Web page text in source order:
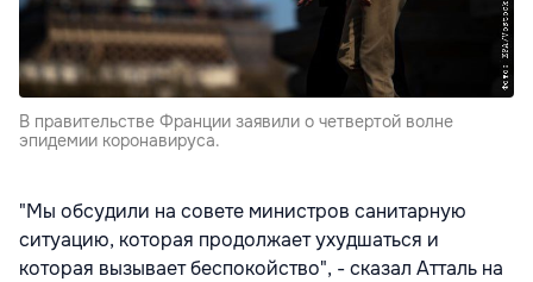
В правительстве Франции заявили о четвертой волне
эпидемии коронавируса.
"Мы обсудили на совете министров санитарную
ситуацию, которая продолжает ухудшаться и
которая вызывает беспокойство", - сказал Атталь на